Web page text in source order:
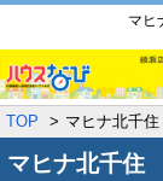
マヒ
TOP マヒナ北千住
マヒナ北千住